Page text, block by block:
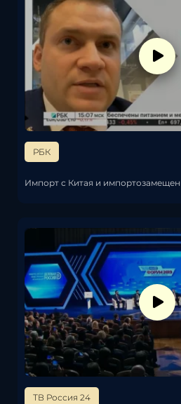
РБК
Импорт с Китая и
ТВ Россия 24